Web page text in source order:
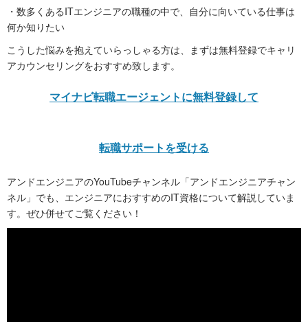
・数多くあるITエンジニアの職種の中で、自分に向いている仕事は
何か知りたい
こうした悩みを抱えていらっしゃる方は、まずは無料登録でキャリ
アカウンセリングをおすすめ致します。
マイナビ転職エージェントに無料登録して
転職サポートを受ける
アンドエンジニアのYouTubeチャンネル「アンドエンジニアチャン
ネル」でも、エンジニアにおすすめのIT資格について解説していま
す。ぜひ併せてご覧ください！